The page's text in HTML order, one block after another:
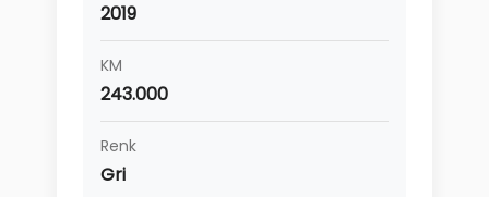
2019
KM
243.000
Renk
Gri